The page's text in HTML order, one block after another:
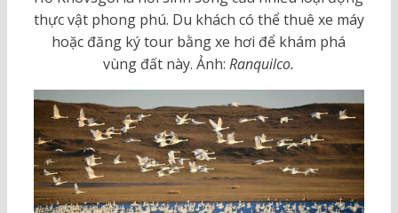
thực vật phong phú. Du khách có thể thuê xe máy
hoặc đăng ký tour bằng xe hơi để khám phá
vùng đất này. Ảnh: Ranquilco.